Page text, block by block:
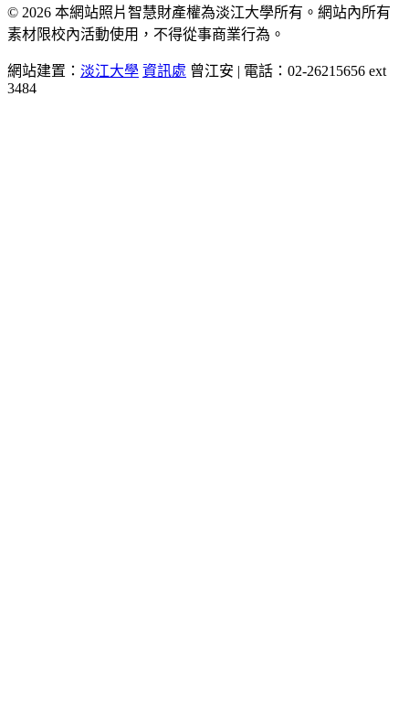
© 2026 本網站照片智慧財產權為淡江大學所有。網站內所有
素材限校內活動使用，不得從事商業行為。
網站建置： 淡江大學 資訊處 曾江安 | 電話：02-26215656 ext
3484